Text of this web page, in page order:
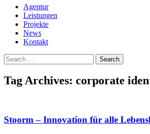
Skip
content
Agentur
Leistungen
Projekte
News
Kontakt
Search
for:
Tag Archives: corporate
Stoorm – Innovation für alle